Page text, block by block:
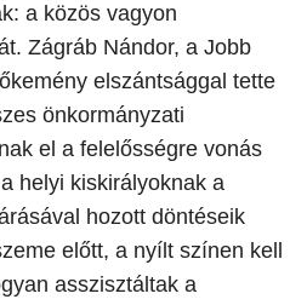
a közös vagyon
Zágráb Nándor, a Jobb
elszántsággal tette
önkormányzati
el a felelősségre vonás
helyi kiskirályoknak a
hozott döntéseik
előtt, a nyílt színen kell
asszisztáltak a